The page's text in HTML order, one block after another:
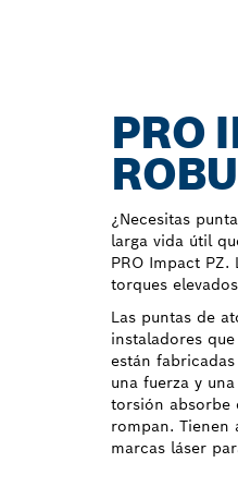
PRO
¿Necesitas
larga vida útil
PRO Impact
torques
Las puntas de
instaladores
están
una fuerza y
torsión absorbe
rompan.
marcas láser